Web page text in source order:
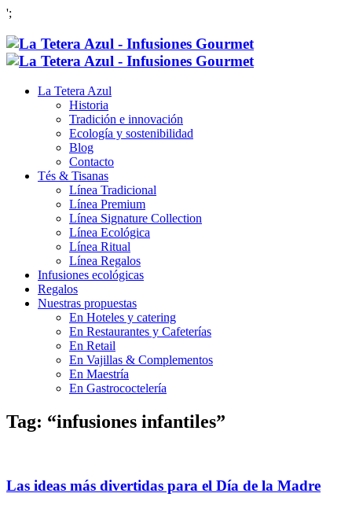
';
La Tetera Azul
Historia
Tradición e innovación
Ecología y sostenibilidad
Blog
Contacto
Tés & Tisanas
Línea Tradicional
Línea Premium
Línea Signature Collection
Línea Ecológica
Línea Ritual
Línea Regalos
Infusiones ecológicas
Regalos
Nuestras propuestas
En Hoteles y catering
En Restaurantes y Cafeterías
En Retail
En Vajillas & Complementos
En Maestría
En Gastrococtelería
Tag: “infusiones infantiles”
Las ideas más divertidas para el Día de la Madre